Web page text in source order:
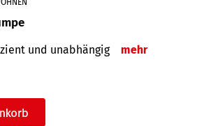
und unabhängig mehr